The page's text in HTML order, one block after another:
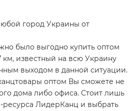
город Украины от
было выгодно купить оптом
км, известный на всю Украину
выходом в данной ситуации.
оптом Вы сможете не
дома либо офиса. Стоит лишь
ресурса ЛидерКанц и выбрать